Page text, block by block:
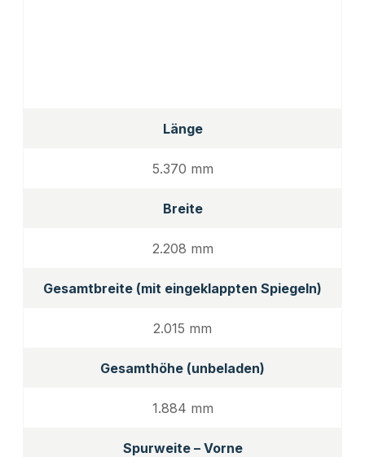
Länge
5.370 mm
Breite
2.208 mm
Gesamtbreite (mit eingeklappten Spiegeln)
2.015 mm
Gesamthöhe (unbeladen)
1.884 mm
Spurweite – Vorne